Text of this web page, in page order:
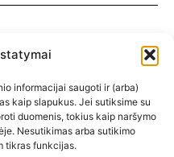
informacijai saugoti ir (arba)
kaip slapukus. Jei sutiksime su
duomenis, tokius kaip naršymo
Nesutikimas arba sutikimo
tikras funkcijas.